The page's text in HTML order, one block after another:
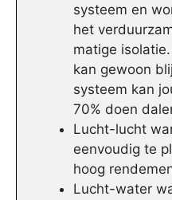
systeem en
het
matige
kan gewoon
systeem kan
70% doen
Lucht-lucht
eenvoudig te
hoog
Lucht-water